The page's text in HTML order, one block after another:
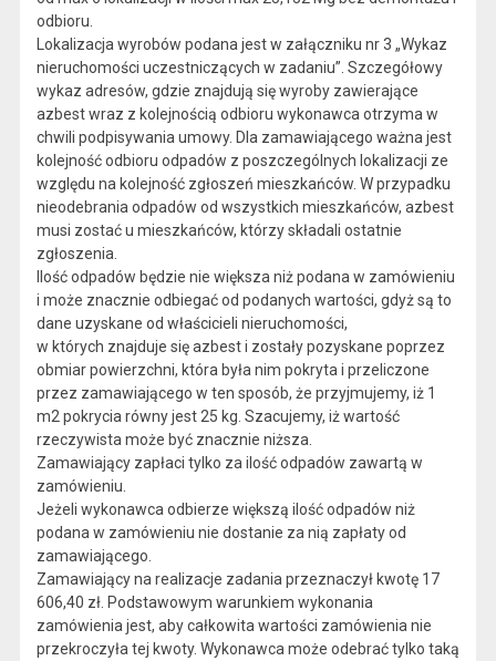
odbioru.
Lokalizacja wyrobów podana jest w załączniku nr 3 „Wykaz
nieruchomości uczestniczących w zadaniu”. Szczegółowy
wykaz adresów, gdzie znajdują się wyroby zawierające
azbest wraz z kolejnością odbioru wykonawca otrzyma w
chwili podpisywania umowy. Dla zamawiającego ważna jest
kolejność odbioru odpadów z poszczególnych lokalizacji ze
względu na kolejność zgłoszeń mieszkańców. W przypadku
nieodebrania odpadów od wszystkich mieszkańców, azbest
musi zostać u mieszkańców, którzy składali ostatnie
zgłoszenia.
Ilość odpadów będzie nie większa niż podana w zamówieniu
i może znacznie odbiegać od podanych wartości, gdyż są to
dane uzyskane od właścicieli nieruchomości,
w których znajduje się azbest i zostały pozyskane poprzez
obmiar powierzchni, która była nim pokryta i przeliczone
przez zamawiającego w ten sposób, że przyjmujemy, iż 1
m2 pokrycia równy jest 25 kg. Szacujemy, iż wartość
rzeczywista może być znacznie niższa.
Zamawiający zapłaci tylko za ilość odpadów zawartą w
zamówieniu.
Jeżeli wykonawca odbierze większą ilość odpadów niż
podana w zamówieniu nie dostanie za nią zapłaty od
zamawiającego.
Zamawiający na realizacje zadania przeznaczył kwotę 17
606,40 zł. Podstawowym warunkiem wykonania
zamówienia jest, aby całkowita wartości zamówienia nie
przekroczyła tej kwoty. Wykonawca może odebrać tylko taką